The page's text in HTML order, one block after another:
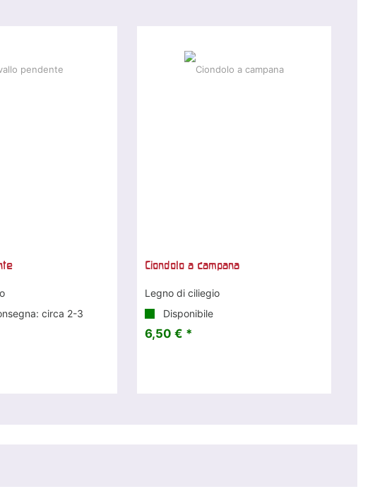
circa 2-3
Ciondolo a campana
Legno di ciliegio
Disponibile
6,50 € *